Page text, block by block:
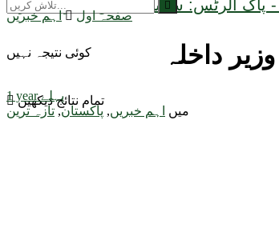
کوئی نتیجہ نہیں
تمام نتائج دیکھیں
صفحہ اول اہم خبریں
داخلہ
1 year پہلے
میں
اہم خبریں, پاکستان, تازہ ترین